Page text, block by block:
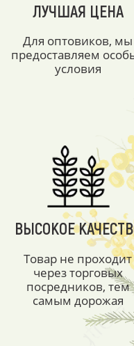
ЛУЧШАЯ ЦЕНА
Для оптовиков, мы
предоставляем
условия
ВЫСОКОЕ
Товар не проходит
через торговых
посредников, тем
самым дорожая